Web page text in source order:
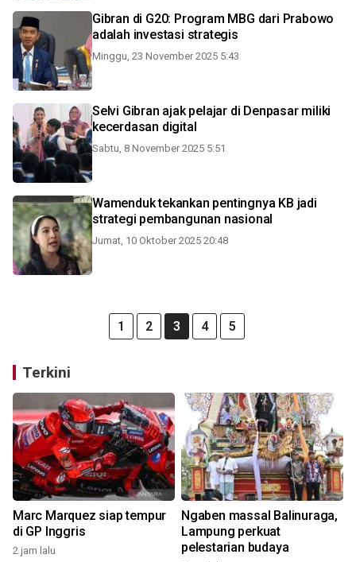
Gibran di G20: Program MBG dari Prabowo
adalah investasi strategis
Minggu, 23 November 2025 5:43
Selvi Gibran ajak pelajar di Denpasar miliki
kecerdasan digital
Sabtu, 8 November 2025 5:51
Wamenduk tekankan pentingnya KB jadi
strategi pembangunan nasional
Jumat, 10 Oktober 2025 20:48
1 2 3 4 5
Terkini
Marc Marquez siap tempur
di GP Inggris
2 jam lalu
Ngaben massal Balinuraga,
Lampung perkuat
pelestarian budaya